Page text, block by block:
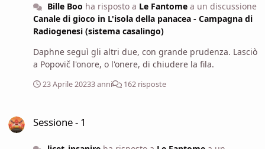
Bille Boo ha risposto a Le Fantomea un discussione
Canale di gioco in L'isola della panacea - Campagna di
Radiogenesi (sistema casalingo)
Daphne seguì gli altri due, con grande prudenza. Lasciò
a Popovič l'onore, o l'onere, di chiudere la fila.
23 Aprile 20233 anni 162 risposte
Sessione - 1